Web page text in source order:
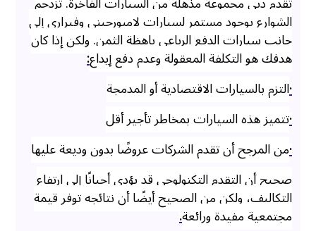
الشوارع بوجود مستمر لسيارات لامبورجيني وفيراري إلى
جانب سيارات الدفع الرباعي باهظة الثمن. ولكن إذا كان
هدفك هو التكلفة المعقولة وعدم دفع إيداع:
·التزم بالسيارات الاقتصادية أو المدمجة
·تتميز هذه السيارات بمخاطر تأجير أقل
·من المرجح أن تقدم الشركات عروضًا بدون وديعة عليها
صحيح أن التقدم التكنولوجي قد يؤدي أحيانًا إلى ارتفاع
التكاليف، ولكن من الصحيح أيضًا أن نتائجه توفر قيمة
مجتمعية مفيدة ورائعة.